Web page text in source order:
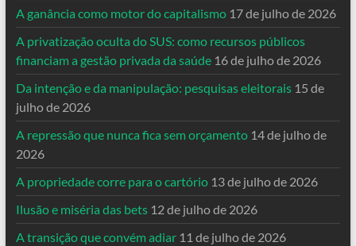
A ganância como motor do capitalismo 17 de julho de 2026
A privatização oculta do SUS: como recursos públicos
financiam a gestão privada da saúde 16 de julho de 2026
Da intenção e da manipulação: pesquisas eleitorais 15 de
julho de 2026
A repressão que nunca fica sem orçamento 14 de julho de
2026
A propriedade corre para o cartório 13 de julho de 2026
Ilusão e miséria das bets 12 de julho de 2026
A transição que convém adiar 11 de julho de 2026